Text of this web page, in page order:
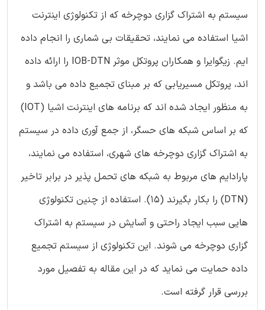
سیستم به اشتراک گزاری دوچرخه که از تکنولوژی اینترنت
اشیا استفاده می نمایند، تحقیقات بی شماری را انجام داده
ایم. زیگوایرا و همکاران پروتکل موثر IOB-DTN را ارائه داده
اند، پروتکل مسیریابی که بر مبنای تجمیع داده می باشد و
به منظور ایجاد شده اند که برنامه های اینترنت اشیا (IOT)
که بر اساس شبکه های حسگر، از جمع آوری داده در سیستم
به اشتراک گزاری دوچرخه های شهری، استفاده می نمایند،
پارادایم های مربوط به شبکه های تحمل پذیر در برابر تاخیر
(DTN) را بکار بگیرند (15). استفاده از چنین تکنولوژی
هایی سبب ایجاد راحتی و آسایش در سیستم به اشتراک
گزاری دوچرخه می شوند. این تکنولوژی از سیستم تجمیع
داده حمایت می نماید که در این مقاله به تفصیل مورد
بررسی قرار گرفته است.